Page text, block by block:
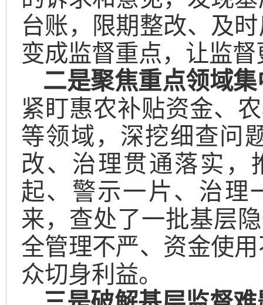
台账，限期整改、及
变成监督重点，让监
二是聚焦重点领域
紧盯惠农补贴资金、
等领域，深挖细查问
改、治理贯通落实，
起、警示一片、治理
来，查处了一批基层
全管理不严、资金使
众切身利益。